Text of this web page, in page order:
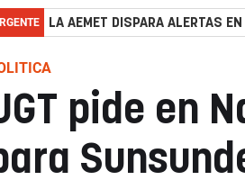
LA AEMET DISPARA ALERTAS
pide en